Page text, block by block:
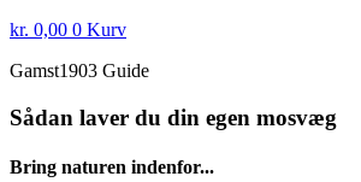
kr. 0,00 0 Kurv
Gamst1903 Guide
Sådan laver du din egen mosvæg
Bring naturen indenfor...